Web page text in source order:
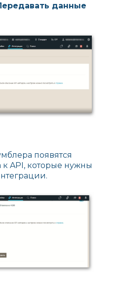
данные
появятся
API, которые нужны